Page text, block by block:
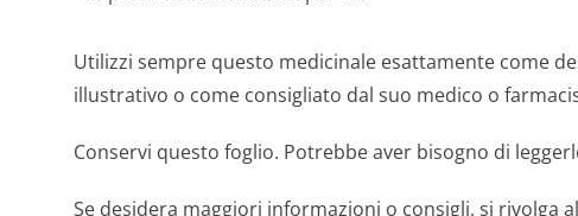
Utilizzi sempre questo medicinale esattamente come
illustrativo o come consigliato dal suo medico o
Conservi questo foglio. Potrebbe aver bisogno di
Se desidera maggiori informazioni o consigli, si rivolga